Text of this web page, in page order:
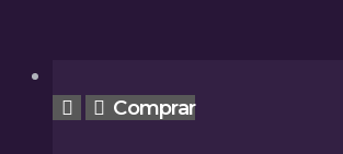
Comprar